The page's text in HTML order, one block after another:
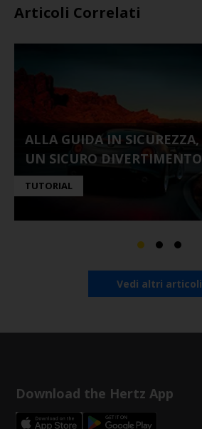
Articoli Correlati
ALLA GUIDA IN SICUREZZA,
UN SICURO
TUTORIAL
Vedi altri articoli
Download the Hertz App